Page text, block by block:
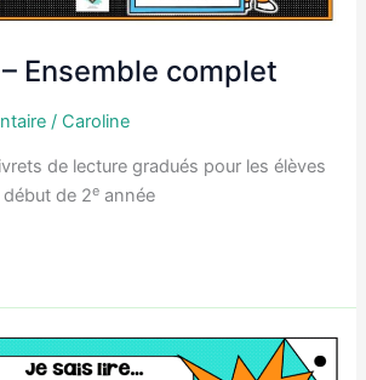
Ensemble complet
/ Caroline
de lecture gradués pour les élèves
de 2e année